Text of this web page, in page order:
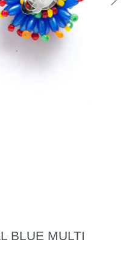
BLUE MULTI